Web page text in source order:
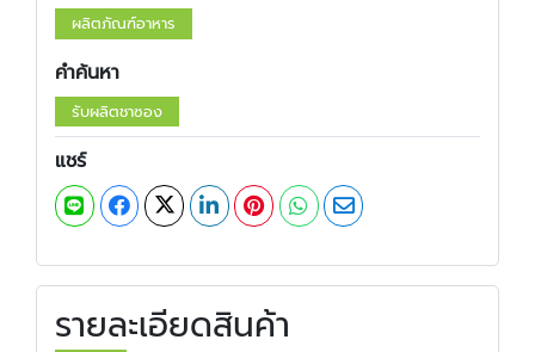
ผลิตภัณฑ์อาหาร
คำค้นหา
รับผลิตชาซอง
แชร์
รายละเอียดสินค้า